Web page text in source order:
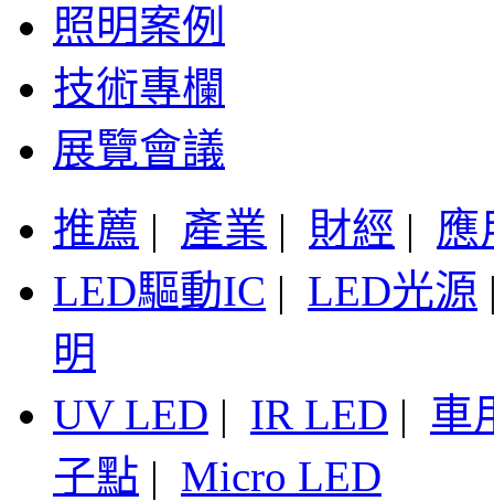
照明案例
技術專欄
展覽會議
推薦 | 產業 | 財經 | 應
LED驅動IC | LED光源
明
UV LED | IR LED | 車
子點 | Micro LED